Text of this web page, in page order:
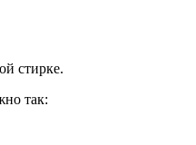
стирке.
так: